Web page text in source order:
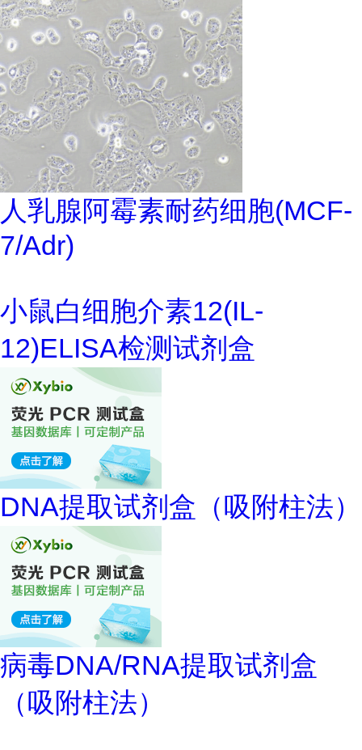
人乳腺阿霉素耐药细胞(MCF-
7/Adr)
小鼠白细胞介素12(IL-
12)ELISA检测试剂盒
DNA提取试剂盒（吸附柱法）
病毒DNA/RNA提取试剂盒
（吸附柱法）